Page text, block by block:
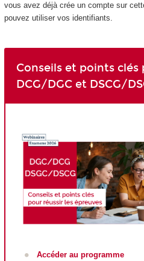
vous avez déjà crée un compte sur
pouvez utiliser vos identifiants.
Conseils et points clés
DCG/DGC et DSCG/
Accéder au programme